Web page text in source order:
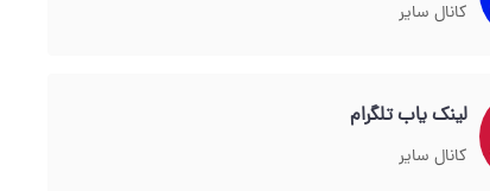
کانال سایر
لینک یاب تلگرام
کانال سایر